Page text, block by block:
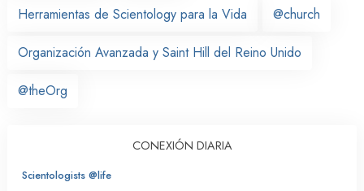
Herramientas de Scientology para la Vida @church
Organización Avanzada y Saint Hill del Reino Unido
@theOrg
CONEXIÓN DIARIA
Scientologists @life